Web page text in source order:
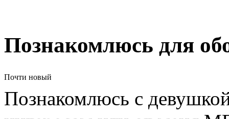
Познакомлюсь для
Почти новый
Познакомлюсь с